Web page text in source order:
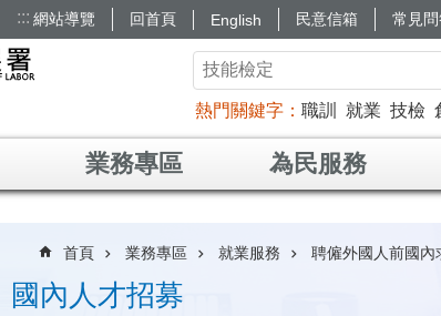
::: 網站導覽 回首頁 English 民意信箱 常見
熱門關鍵字 職訓 就業 技檢
業務專區 為民服務
首頁 業務專區 就業服務 聘僱外國人前國內
國內人才招募